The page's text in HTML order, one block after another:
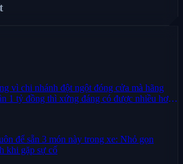
vì chi nhánh đột ngột đóng cửa mà hãng
1 tỷ đồng thì xứng đáng có được nhiều hơn
để sẵn 3 món này trong xe: Nhỏ gọn
khi gặp sự cố